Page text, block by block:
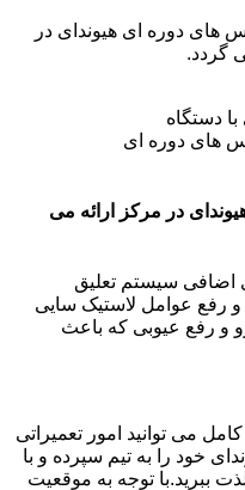
های دوره ای هیوندای در
گردد.
دستگاه
های دوره ای
در مرکز ارائه می
اضافی سیستم تعلیق
رفع عوامل لاستیک سایی
و رفع عیوبی که باعث
می توانید امور تعمیراتی
خود را به تیم سپرده و با
ببرید.با توجه به موقعیت